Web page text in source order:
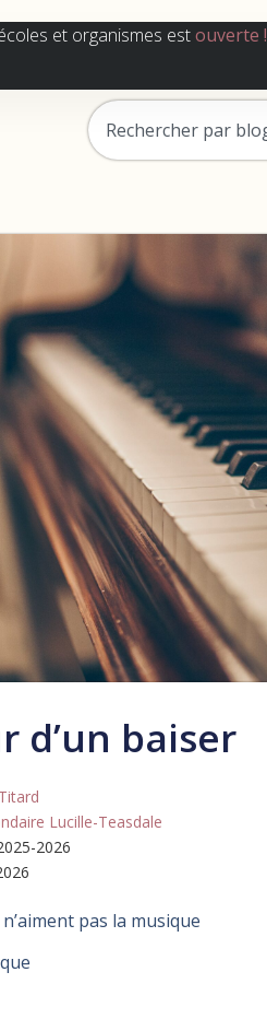
et organismes estouverte !
d’un baiser
Lucille-Teasdale
2026
pas la musique